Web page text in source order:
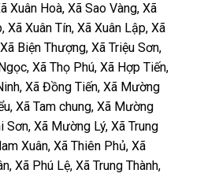
Xuân Hoà, Xã Sao Vàng, Xã
Xã Xuân Tín, Xã Xuân Lập, Xã
Biện Thượng, Xã Triệu Sơn,
Xã Thọ Phú, Xã Hợp Tiến,
Xã Đồng Tiến, Xã Mường
Xã Tam chung, Xã Mường
Sơn, Xã Mường Lý, Xã Trung
Xuân, Xã Thiên Phủ, Xã
Xã Phú Lệ, Xã Trung Thành,